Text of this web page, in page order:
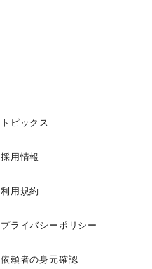
トピックス
採用情報
利用規約
プライバシーポリシー
依頼者の身元確認